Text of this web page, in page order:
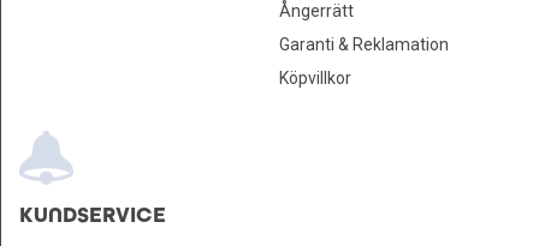
Ångerrätt
Garanti & Reklamation
Köpvillkor
KUNDSERVICE